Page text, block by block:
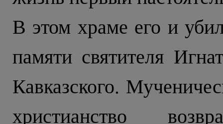
В этом храме его и
памяти святителя
Кавказского.
христианство